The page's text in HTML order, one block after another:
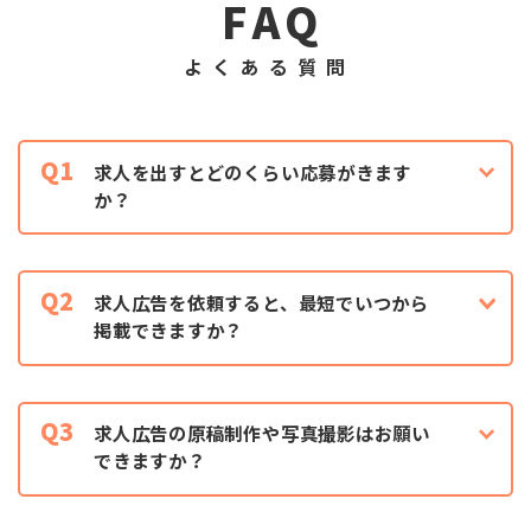
FAQ
よくある質問
Q1
求人を出すとどのくらい応募がきます
か？
Q2
求人広告を依頼すると、最短でいつから
掲載できますか？
Q3
求人広告の原稿制作や写真撮影はお願い
できますか？